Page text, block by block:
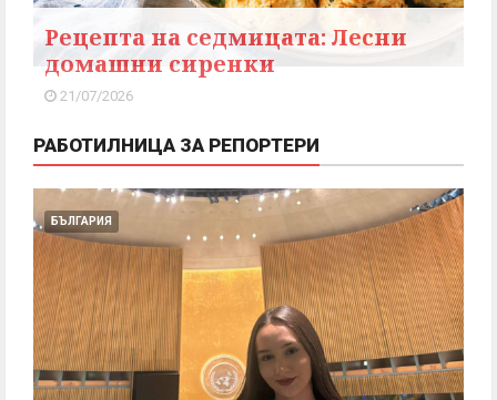
Рецепта на седмицата: Лесни
домашни сиренки
21/07/2026
РАБОТИЛНИЦА ЗА РЕПОРТЕРИ
БЪЛГАРИЯ